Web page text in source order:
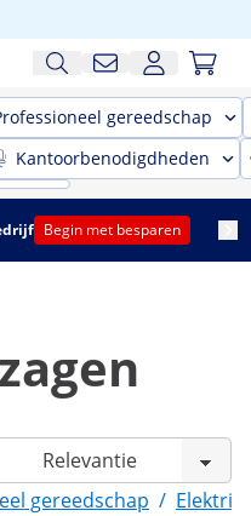
gereedschap
Kantoorbenodigdheden
Begin met besparen
gereedschap /